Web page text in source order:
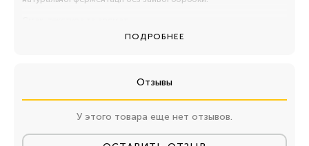
солодкістю та пряною ноткою перцю. Текстура - пружна,
Зроблено у Туреччині — країні з тисячолітньою історією
культивації оливкових дерев та справжньою майстерністю
обробки плодів. Бренд Aegean Athena пропонує продукт, який
дотримується традицій регіону Егейського моря — щедрого,
сонячного та багатого смаками.
ПОДРОБНЕЕ
Отзывы
У этого товара еще нет отзывов.